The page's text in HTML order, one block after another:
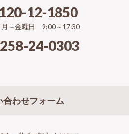
12-1850
～金曜日 9:00～17:30
24-0303
合わせフォーム